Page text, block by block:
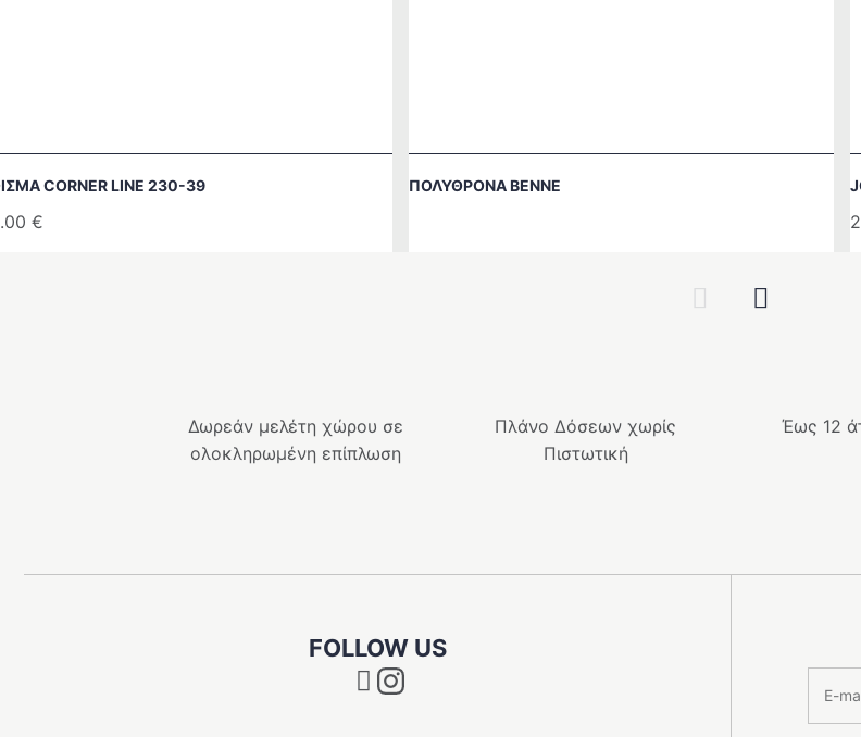
Previous
CORNER LINE 230-39
€
ΠΟΛΥΘΡΌΝΑ BENNE
Next
Δωρεάν μελέτη χώρου σε
ολοκληρωμένη επίπλωση
Πλάνο Δόσεων χωρίς
Πιστωτική
Έως 12
FOLLOW US
Instagram